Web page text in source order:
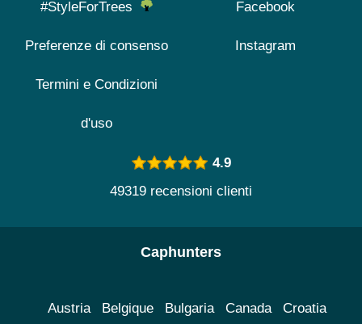
#StyleForTrees
Preferenze di consenso
Termini e Condizioni
d'uso
Facebook
Instagram
4.9
49319 recensioni clienti
Caphunters
Austria Belgique Bulgaria Canada Croatia